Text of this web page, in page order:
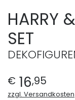
HARRY
SET
€ 16,95
zzgl. Versandkosten